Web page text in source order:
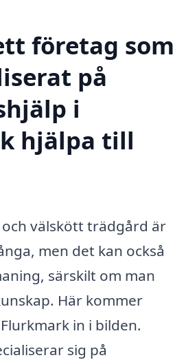
företag som
på
i
hjälpa till
välskött trädgård är
men det kan också
särskilt om man
Här kommer
in i bilden.
sig på